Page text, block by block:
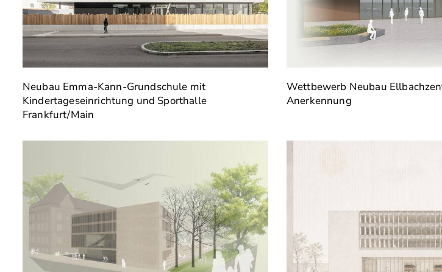
Neubau Emma-Kann-Grundschule mit
Kindertageseinrichtung und Sporthalle
Frankfurt/Main
Wettbewerb Neubau
Anerkennung